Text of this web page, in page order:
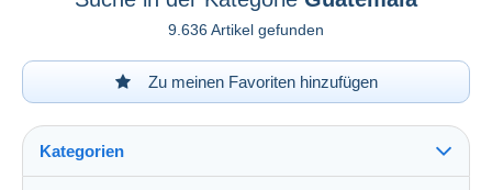
9.636 Artikel gefunden
Zu meinen Favoriten hinzufügen
Kategorien